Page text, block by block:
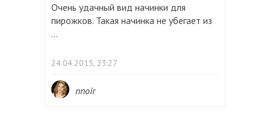
Очень удачный вид начинки для
пирожков. Такая начинка не убегает из
...
24.04.2015, 23:27
nnoir